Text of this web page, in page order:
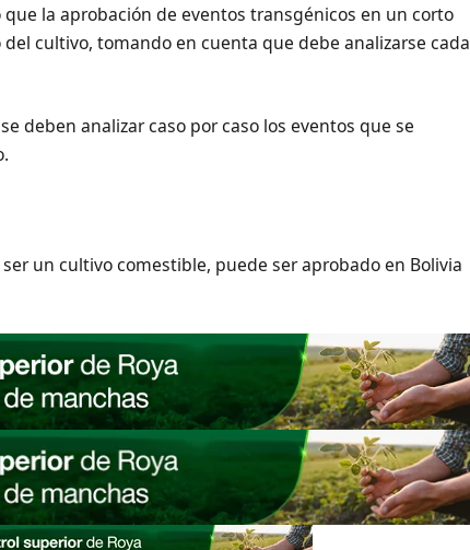
la aprobación de eventos transgénicos en un corto
cultivo, tomando en cuenta que debe analizarse cada
deben analizar caso por caso los eventos que se
un cultivo comestible, puede ser aprobado en Bolivia